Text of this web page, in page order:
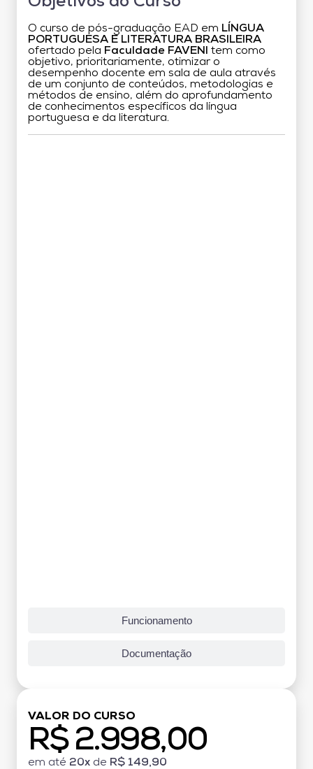
O curso de pós-graduação EAD em LÍNGUA
PORTUGUESA E LITERATURA BRASILEIRA
ofertado pela Faculdade FAVENI
tem como
objetivo, prioritariamente, otimizar o
desempenho docente em sala de aula através
de um conjunto de conteúdos, metodologias e
métodos de ensino, além do aprofundamento
de conhecimentos específicos da língua
portuguesa e da literatura.
Funcionamento
Documentação
VALOR DO CURSO
R$ 2.998,00
em até 20x de R$ 149,90